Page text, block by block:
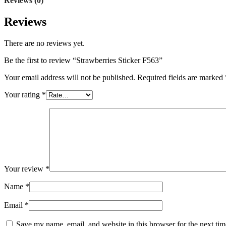
Reviews
There are no reviews yet.
Be the first to review “Strawberries Sticker F563”
Your email address will not be published. Required fields are marked
Your rating *
Your review *
Name *
Email *
Save my name, email, and website in this browser for the next